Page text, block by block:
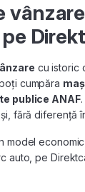
cu istoric
cumpăra
publice ANAF
fără diferență
model
auto, pe